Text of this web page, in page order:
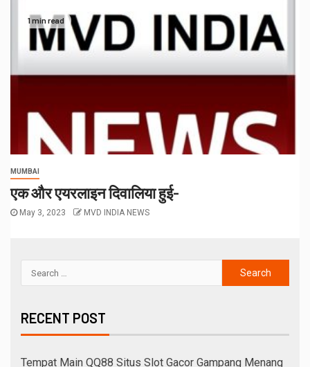
1 min read
MUMBAI
एक और एयरलाइन दिवालिया हुई-
May 3, 2023 MVD INDIA NEWS
RECENT POST
Tempat Main QQ88 Situs Slot Gacor Gampang Menang